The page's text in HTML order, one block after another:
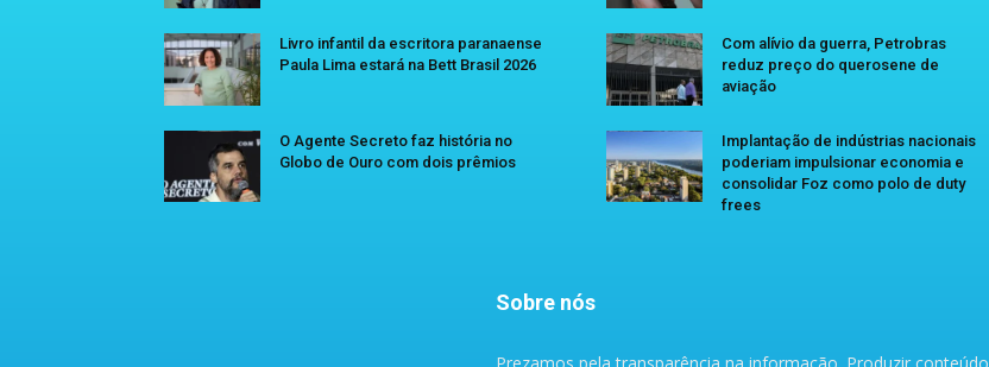
Livro infantil da escritora paranaense
Paula Lima estará na Bett Brasil 2026
O Agente Secreto faz história no
Globo de Ouro com dois prêmios
Com alívio da guerra, Petrobras
reduz preço do querosene de
aviação
Implantação de indústrias nacionais
poderiam impulsionar economia e
consolidar Foz como polo de duty
frees
Sobre nós
Prezamos pela transparência na informação. Produzir conteúdo